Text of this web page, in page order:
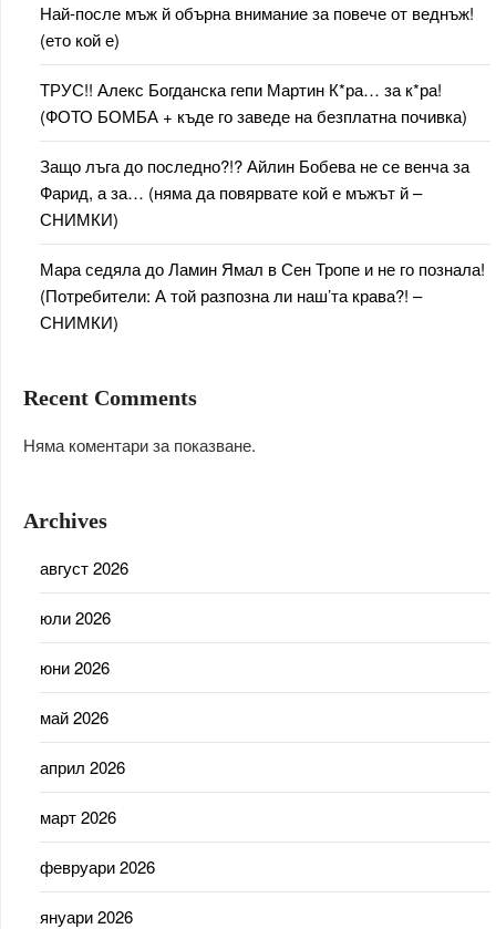
Най-после мъж й обърна внимание за повече от веднъж!
(ето кой е)
ТРУС!! Алекс Богданска гепи Мартин К*ра… за к*ра!
(ФОТО БОМБА + къде го заведе на безплатна почивка)
Защо лъга до последно?!? Айлин Бобева не се венча за
Фарид, а за… (няма да повярвате кой е мъжът й –
СНИМКИ)
Мара седяла до Ламин Ямал в Сен Тропе и не го познала!
(Потребители: А той разпозна ли наш’та крава?! –
СНИМКИ)
Recent Comments
Няма коментари за показване.
Archives
август 2026
юли 2026
юни 2026
май 2026
април 2026
март 2026
февруари 2026
януари 2026